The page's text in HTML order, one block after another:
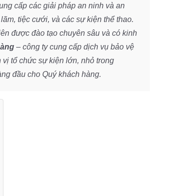
cấp các giải pháp an ninh và an
tiệc cưới, và các sự kiện thể thao.
được đào tạo chuyên sâu và có kinh
– công ty cung cấp dịch vụ bảo vệ
tổ chức sự kiện lớn, nhỏ trong
đầu cho Quý khách hàng.